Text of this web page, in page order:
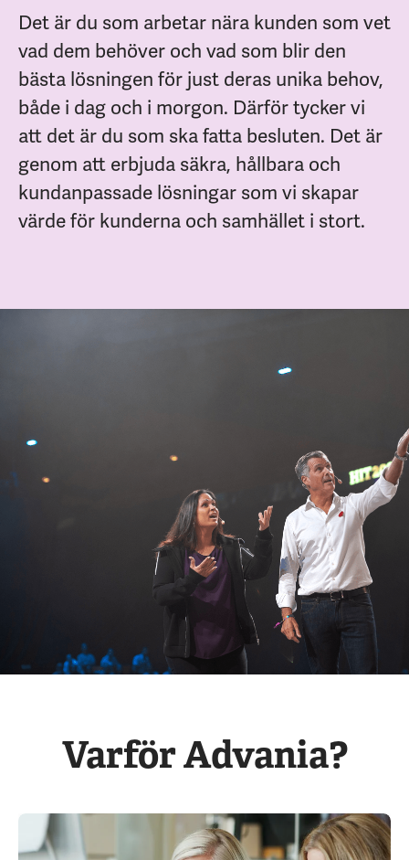
Det är du som arbetar nära kunden som vet
vad dem behöver och vad som blir den
bästa lösningen för just deras unika behov,
både i dag och i morgon. Därför tycker vi
att det är du som ska fatta besluten. Det är
genom att erbjuda säkra, hållbara och
kundanpassade lösningar som vi skapar
värde för kunderna och samhället i stort.
Varför Advania?